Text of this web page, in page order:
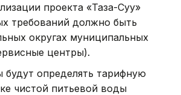
проекта «Таза-Суу»
требований должно быть
округах муниципальных
центры).
определять тарифную
чистой питьевой воды